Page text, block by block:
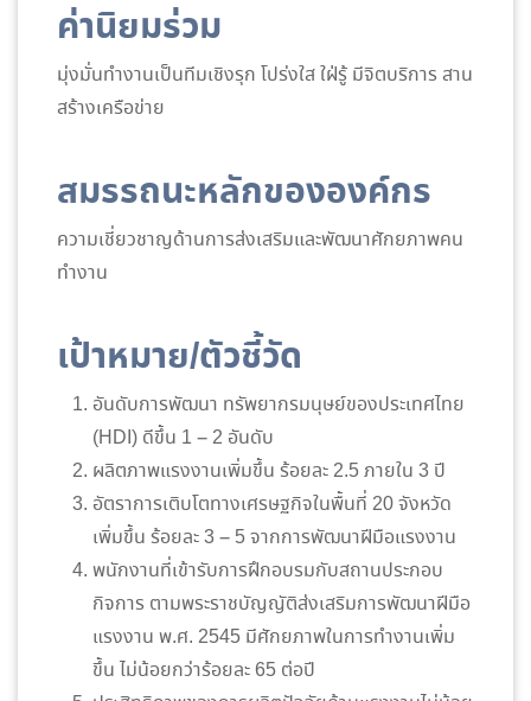
ค่านิยมร่วม
มุ่งมั่นทำงานเป็นทีมเชิงรุก โปร่งใส ใฝ่รู้ มีจิตบริการ สาน
สร้างเครือข่าย
สมรรถนะหลักขององค์กร
ความเชี่ยวชาญด้านการส่งเสริมและพัฒนาศักยภาพคน
ทำงาน
เป้าหมาย/ตัวชี้วัด
อันดับการพัฒนา ทรัพยากรมนุษย์ของประเทศไทย
(HDI) ดีขึ้น 1 – 2 อันดับ
ผลิตภาพแรงงานเพิ่มขึ้น ร้อยละ 2.5 ภายใน 3 ปี
อัตราการเติบโตทางเศรษฐกิจในพื้นที่ 20 จังหวัด
เพิ่มขึ้น ร้อยละ 3 – 5 จากการพัฒนาฝีมือแรงงาน
พนักงานที่เข้ารับการฝึกอบรมกับสถานประกอบ
กิจการ ตามพระราชบัญญัติส่งเสริมการพัฒนาฝีมือ
แรงงาน พ.ศ. 2545 มีศักยภาพในการทำงานเพิ่ม
ขึ้น ไม่น้อยกว่าร้อยละ 65 ต่อปี